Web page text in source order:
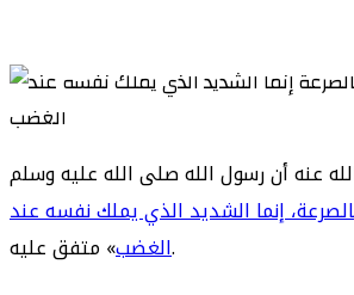
عنه أن رسول الله صلى الله عليه وسلم
إنما الشديد الذي يملك نفسه عند
الغضب» متفق عليه.